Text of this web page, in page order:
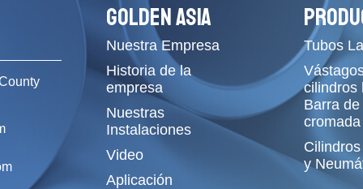
GOLDEN ASIA
Nuestra Empresa
Historia de la
empresa
Nuestras
Instalaciones
Video
Aplicación
Tubos
cilindros
Barra
cromada
y